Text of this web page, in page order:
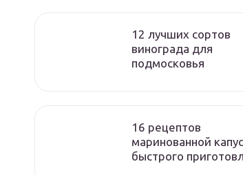
12 лучших сортов
винограда для
подмосковья
16 рецептов
маринованной
быстрого